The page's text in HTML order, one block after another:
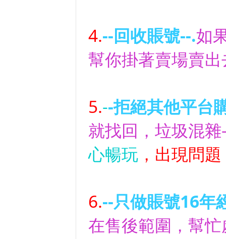
4.--回收賬號--.如
幫你掛著賣場賣
5.--拒絕其他平台
就找回，垃圾混
心暢玩 ，出現問
6.--只做賬號16年
在售後範圍，幫